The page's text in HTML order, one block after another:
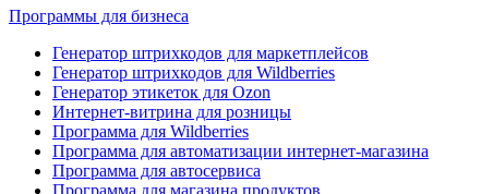
Программы для бизнеса
Генератор штрихкодов для маркетплейсов
Генератор штрихкодов для Wildberries
Генератор этикеток для Ozon
Интернет-витрина для розницы
Программа для Wildberries
Программа для автоматизации интернет-магазина
Программа для автосервиса
Программа для магазина продуктов